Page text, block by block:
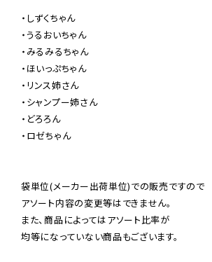
・しずくちゃん
・うるおいちゃん
・みるみるちゃん
・ほいっぷちゃん
・リンス姉さん
・シャンプー姉さん
・どろろん
・ロゼちゃん
袋単位(メーカー出荷単位)での販売ですので
アソート内容の変更等はできません。
また、商品によってはアソート比率が
均等になっていない商品もございます。